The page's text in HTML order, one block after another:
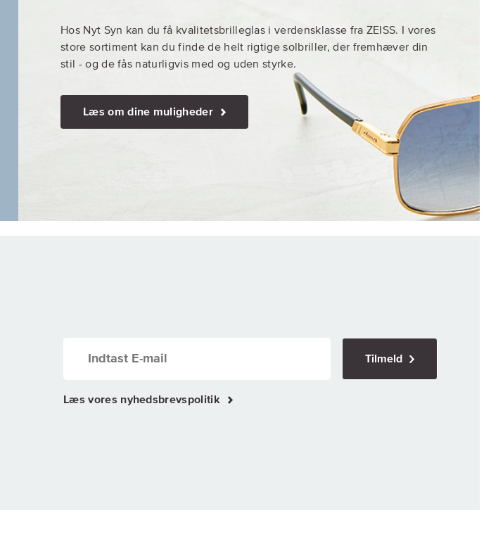
Hos Nyt Syn kan du få kvalitetsbrilleglas i verdensklasse fra ZEISS. I vores
store sortiment kan du finde de helt rigtige solbriller, der fremhæver din
stil - og de fås naturligvis med og uden styrke.
Læs om dine muligheder
Tilmeld
Læs vores nyhedsbrevspolitik